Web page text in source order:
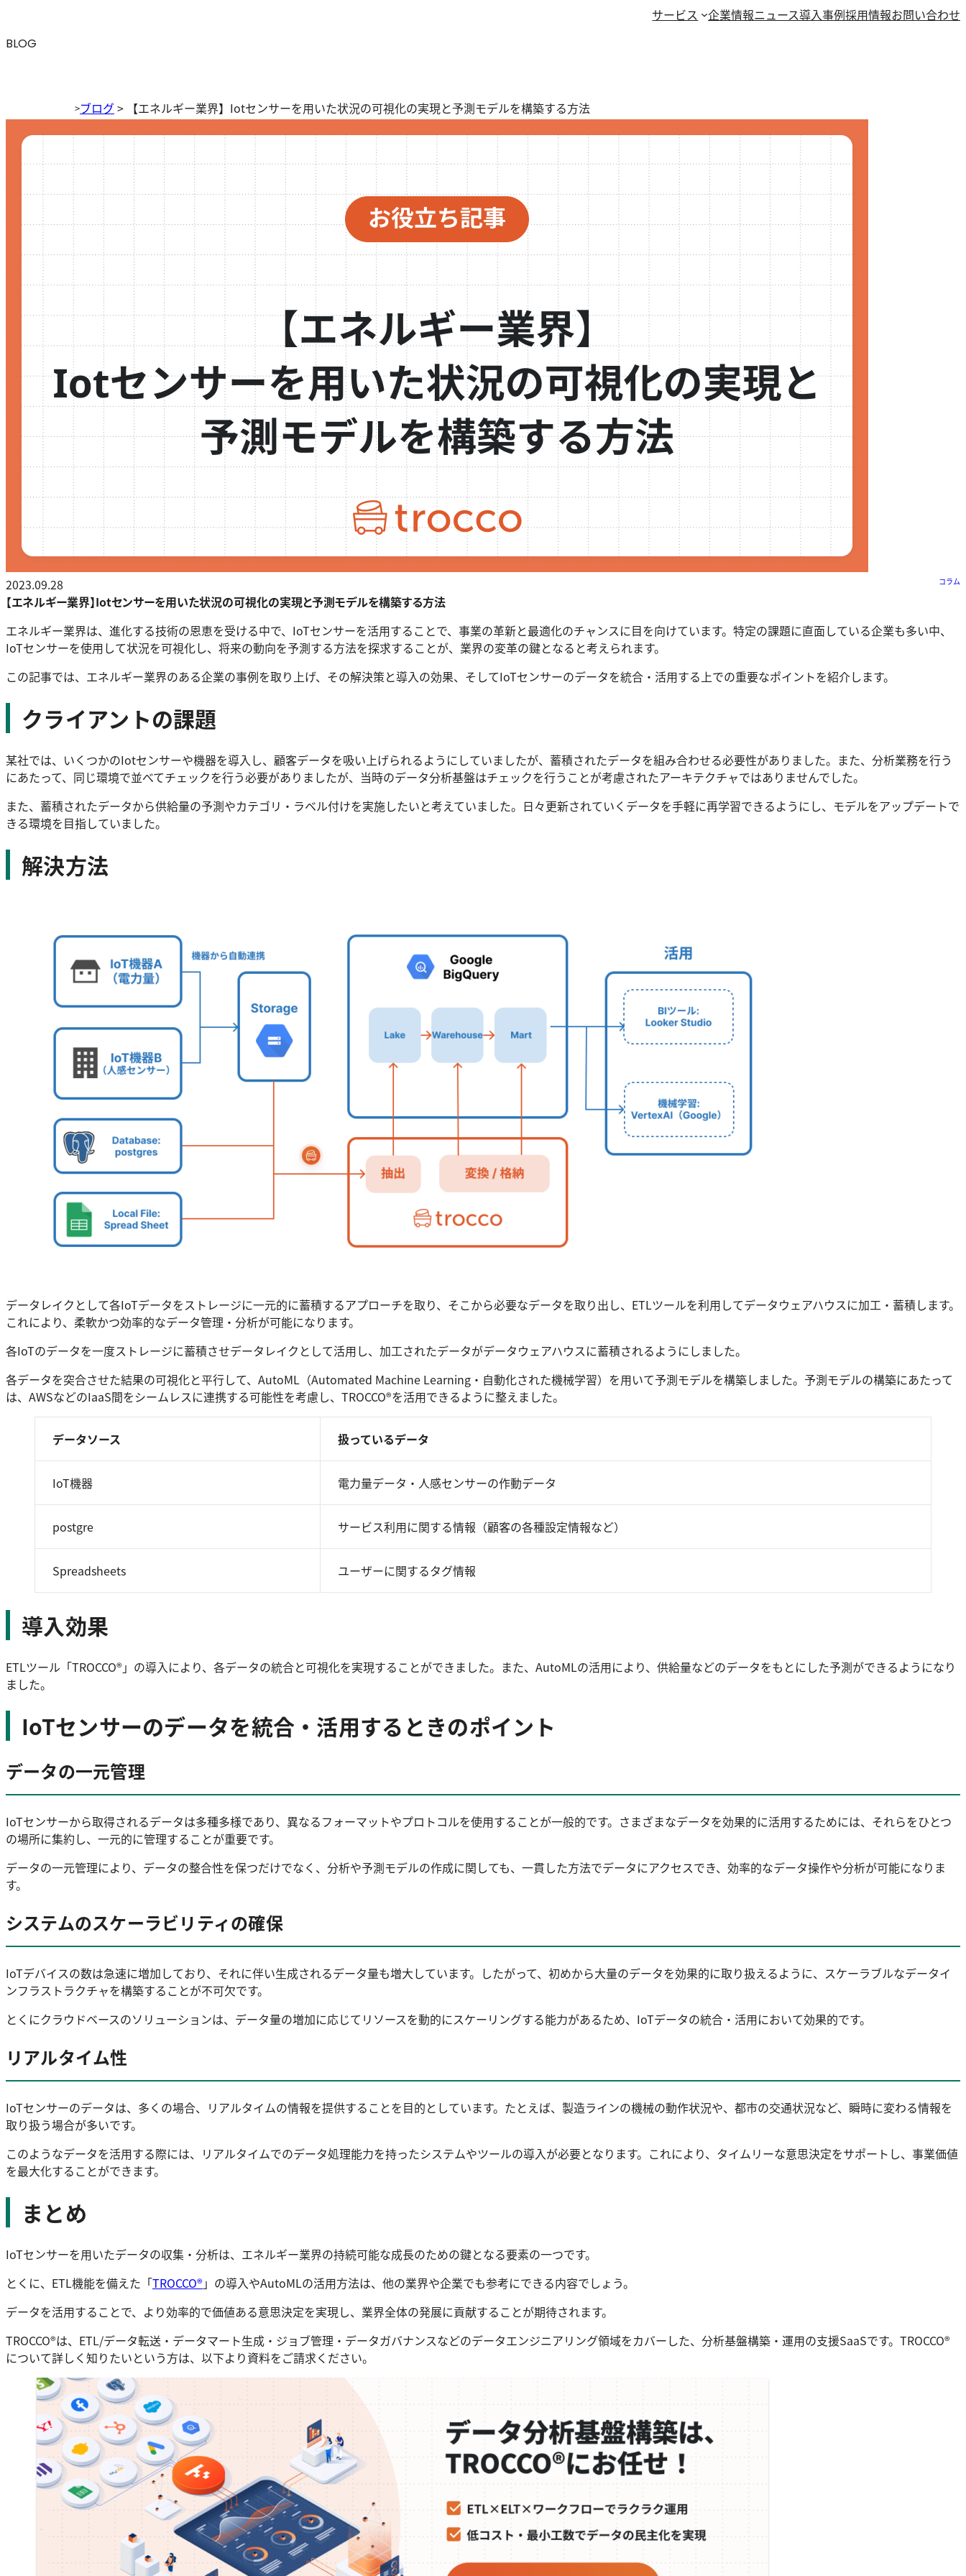
サービス 企業情報ニュース導入事例採用情報お問い合わせ
BLOG
>ブログ> 【エネルギー業界】Iotセンサーを用いた状況の可視化の実現と予測モデルを構築する方法
2023.09.28 コラム
【エネルギー業界】Iotセンサーを用いた状況の可視化の実現と予測モデルを構築する方法
エネルギー業界は、進化する技術の恩恵を受ける中で、IoTセンサーを活用することで、事業の革新と最適化のチャンスに目を向けています。特定の課題に直面している企業も多い中、
IoTセンサーを使用して状況を可視化し、将来の動向を予測する方法を探求することが、業界の変革の鍵となると考えられます。
この記事では、エネルギー業界のある企業の事例を取り上げ、その解決策と導入の効果、そしてIoTセンサーのデータを統合・活用する上での重要なポイントを紹介します。
クライアントの課題
某社では、いくつかのIotセンサーや機器を導入し、顧客データを吸い上げられるようにしていましたが、蓄積されたデータを組み合わせる必要性がありました。また、分析業務を行う
にあたって、同じ環境で並べてチェックを行う必要がありましたが、当時のデータ分析基盤はチェックを行うことが考慮されたアーキテクチャではありませんでした。
また、蓄積されたデータから供給量の予測やカテゴリ・ラベル付けを実施したいと考えていました。日々更新されていくデータを手軽に再学習できるようにし、モデルをアップデートで
きる環境を目指していました。
解決方法
データレイクとして各IoTデータをストレージに一元的に蓄積するアプローチを取り、そこから必要なデータを取り出し、ETLツールを利用してデータウェアハウスに加工・蓄積します。
これにより、柔軟かつ効率的なデータ管理・分析が可能になります。
各IoTのデータを一度ストレージに蓄積させデータレイクとして活用し、加工されたデータがデータウェアハウスに蓄積されるようにしました。
各データを突合させた結果の可視化と平行して、AutoML（Automated Machine Learning・自動化された機械学習）を用いて予測モデルを構築しました。予測モデルの構築にあたって
は、AWSなどのIaaS間をシームレスに連携する可能性を考慮し、TROCCO®を活用できるように整えました。
データソース 扱っているデータ
IoT機器 電力量データ・人感センサーの作動データ
postgre サービス利用に関する情報（顧客の各種設定情報など）
Spreadsheets ユーザーに関するタグ情報
導入効果
ETLツール「TROCCO®」の導入により、各データの統合と可視化を実現することができました。また、AutoMLの活用により、供給量などのデータをもとにした予測ができるようになり
ました。
IoTセンサーのデータを統合・活用するときのポイント
データの一元管理
IoTセンサーから取得されるデータは多種多様であり、異なるフォーマットやプロトコルを使用することが一般的です。さまざまなデータを効果的に活用するためには、それらをひとつ
の場所に集約し、一元的に管理することが重要です。
データの一元管理により、データの整合性を保つだけでなく、分析や予測モデルの作成に関しても、一貫した方法でデータにアクセスでき、効率的なデータ操作や分析が可能になりま
す。
システムのスケーラビリティの確保
IoTデバイスの数は急速に増加しており、それに伴い生成されるデータ量も増大しています。したがって、初めから大量のデータを効果的に取り扱えるように、スケーラブルなデータイ
ンフラストラクチャを構築することが不可欠です。
とくにクラウドベースのソリューションは、データ量の増加に応じてリソースを動的にスケーリングする能力があるため、IoTデータの統合・活用において効果的です。
リアルタイム性
IoTセンサーのデータは、多くの場合、リアルタイムの情報を提供することを目的としています。たとえば、製造ラインの機械の動作状況や、都市の交通状況など、瞬時に変わる情報を
取り扱う場合が多いです。
このようなデータを活用する際には、リアルタイムでのデータ処理能力を持ったシステムやツールの導入が必要となります。これにより、タイムリーな意思決定をサポートし、事業価値
を最大化することができます。
まとめ
IoTセンサーを用いたデータの収集・分析は、エネルギー業界の持続可能な成長のための鍵となる要素の一つです。
とくに、ETL機能を備えた「TROCCO® 」の導入やAutoMLの活用方法は、他の業界や企業でも参考にできる内容でしょう。
データを活用することで、より効率的で価値ある意思決定を実現し、業界全体の発展に貢献することが期待されます。
TROCCO®は、ETL/データ転送・データマート生成・ジョブ管理・データガバナンスなどのデータエンジニアリング領域をカバーした、分析基盤構築・運用の支援SaaSです。TROCCO®
について詳しく知りたいという方は、以下より資料をご請求ください。